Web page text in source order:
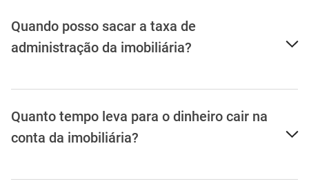
Quando posso sacar a taxa de
administração da imobiliária?
Quanto tempo leva para o dinheiro cair na
conta da imobiliária?